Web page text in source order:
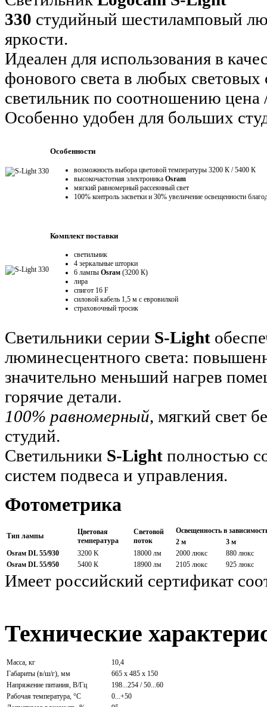
330 студийный шестиламповый
яркости.
Идеален для использования в
фонового света в любых
светильник по соотношению
Особенно удобен для больших
Особенности
возможность выбора цветовой температуры 3200 К / 5400 К
высокочастотная электроника Osram
мягкий равномерный рассеянный свет
100% контроль засветки и 30% увеличение освещенности
Комплект поставки
светильник
4 зеркальные шторки
6 лампы Osraм (3200 К)
лира
спигот 16 F
силовой кабель 1,5 м с евровилкой
страховочный тросик
Светильники серии S-Light
люминесцентного света:
значительно меньший нагрев
горячие детали.
100% равномерный, мягкий свет
студий.
Светильники S-Light полностью
систем подвеса и управления.
Фотометрика
Тип лампы
Цветовая
температура
Световой
поток
Освещенность в
2 м
3 м
Osraм DL 55/930
3200 K 18000 лм 2000 люкс
880 люкс
Osraм DL 55/950
5400 К 18900 лм 2105 люкс 925 люкс
Имеет российский сертификат
Технические
Масса, кг
10,4
Габариты (в/ш/г), мм
665 x 485 x 150
Напряжение питания, В/Гц
198...254 / 50...60
Рабочая температура, °С
0...+50